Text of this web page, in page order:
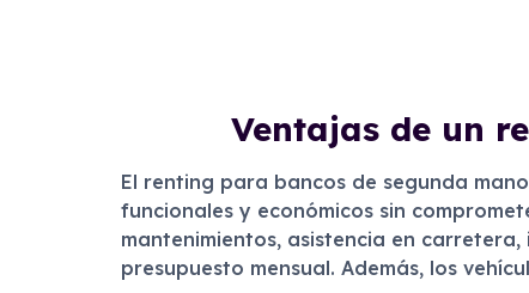
Ventajas de un
El renting para bancos de segunda
funcionales y económicos sin
mantenimientos, asistencia en
presupuesto mensual. Además, los